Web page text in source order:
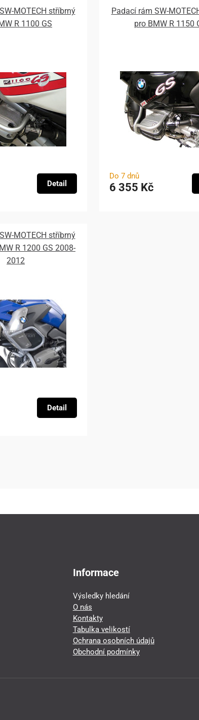
MOTECH stříbrný
R 1100 GS
Detail
Padací rám SW-
pro BMW R 1150
Do 7 dnů
6 355 Kč
MOTECH stříbrný
R 1200 GS 2008-
2012
Detail
Informace
Výsledky hledání
O nás
Kontakty
Tabulka velikostí
Ochrana osobních údajů
Obchodní podmínky